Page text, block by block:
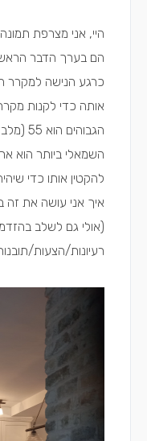
היי, אני מצרפת
הם בערך הדבר
השמאלי ביותר הוא
להקטין אותו כדי
איך אני עושה את זה
(אולי גם לשלב
רעיונות/הצעות/